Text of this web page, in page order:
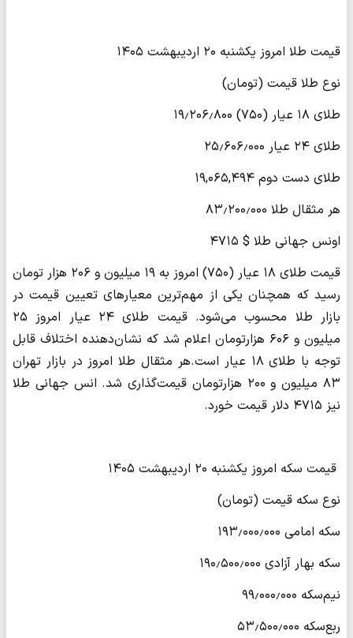
قیمت طلا امروز یکشنبه ۲۰ اردیبهشت ۱۴۰۵
نوع طلا قیمت (تومان)
طلای ۱۸ عیار (۷۵۰) ۱۹٫۲۰۶٫۸۰۰
طلای ۲۴ عیار ۲۵٫۶۰۶٫۰۰۰
طلای دست دوم ۱۹,۰۶۵,۴۹۴
هر مثقال طلا ۸۳٫۲۰۰٫۰۰۰
اونس جهانی طلا $ ۴۷۱۵
قیمت طلای ۱۸ عیار (۷۵۰) امروز به ۱۹ میلیون و ۲۰۶ هزار تومان
رسید که همچنان یکی از مهم‌ترین معیارهای تعیین قیمت در
بازار طلا محسوب می‌شود. قیمت طلای ۲۴ عیار امروز ۲۵
میلیون و ۶۰۶ هزارتومان اعلام شد که نشان‌دهنده اختلاف قابل
توجه با طلای ۱۸ عیار است.هر مثقال طلا امروز در بازار تهران
۸۳ میلیون و ۲۰۰ هزارتومان قیمت‌گذاری شد. انس جهانی طلا
نیز ۴۷۱۵ دلار قیمت خورد.
قیمت سکه امروز یکشنبه ۲۰ اردیبهشت ۱۴۰۵
نوع سکه قیمت (تومان)
سکه امامی ۱۹۳٫۰۰۰٫۰۰۰
سکه بهار آزادی ۱۹۰٫۵۰۰٫۰۰۰
نیم‌سکه ۹۹٫۰۰۰٫۰۰۰
ربع‌سکه ۵۳٫۵۰۰٫۰۰۰